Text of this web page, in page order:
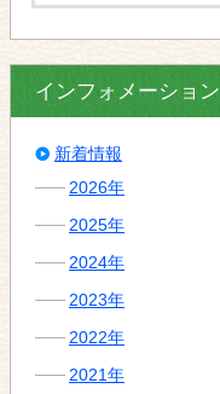
インフォメーション
新着情報
2026年
2025年
2024年
2023年
2022年
2021年